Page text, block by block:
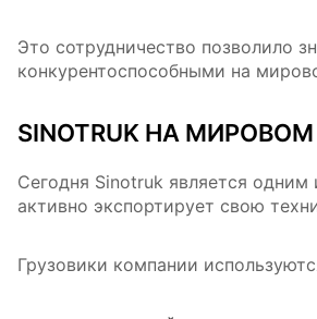
Это сотрудничество позволило
конкурентоспособными на
SINOTRUK НА
Сегодня Sinotruk является
активно экспортирует свою
Грузовики компании